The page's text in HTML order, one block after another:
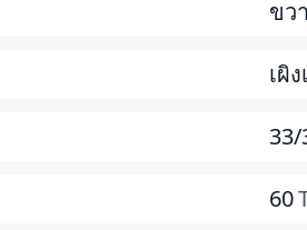
ขวา
เผิ
33/
60